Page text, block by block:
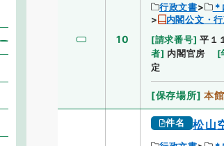
10
行政文書 ＊
内閣公文・
[請求番号] 平１
者] 内閣官房 [
定
[保存場所] 本
件名 松山